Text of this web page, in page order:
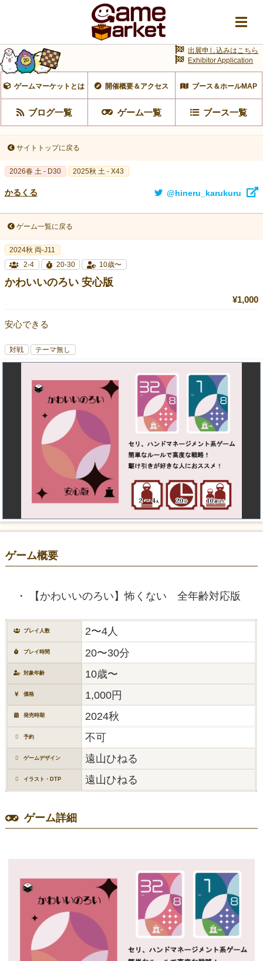
ゲームマーケットとは 開催概要＆アクセス ブース＆ホールMAP
ブログ一覧 ゲーム一覧 ブース一覧
出展申し込みはこちら
Exhibitor Application
サイトトップに戻る
2026春 土 - D30 2025秋 土 - X43
かるくる @hineru_karukuru
ゲーム一覧に戻る
2024秋 両-J11
2-4
20-30 10歳〜
かわいいのろい 安心版
¥1,000
安心できる
対戦 テーマ無し
ゲーム概要
【かわいいのろい】怖くない 全年齢対応版
プレイ人数 2〜4人
プレイ時間 20〜30分
対象年齢 10歳〜
価格 1,000円
発売時期 2024秋
予約 不可
ゲームデザイン 遠山ひねる
イラスト・DTP 遠山ひねる
ゲーム詳細